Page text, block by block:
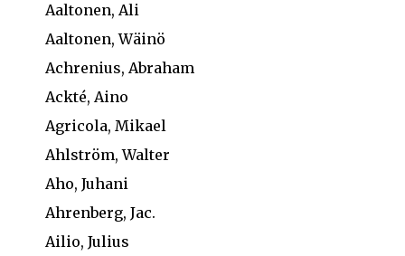
Aaltonen, Ali
Aaltonen, Wäinö
Achrenius, Abraham
Ackté, Aino
Agricola, Mikael
Ahlström, Walter
Aho, Juhani
Ahrenberg, Jac.
Ailio, Julius